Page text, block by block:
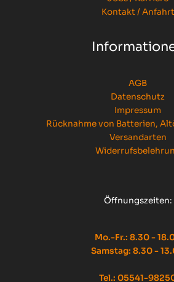
Kontakt / Anfahrt
AGB
Datenschutz
Impressum
Rücknahme von Batterien,
Versandarten
Öffnungszeiten:
Mo.-Fr.: 8.30 -
Samstag: 8.30 -
Tel.: 05541-